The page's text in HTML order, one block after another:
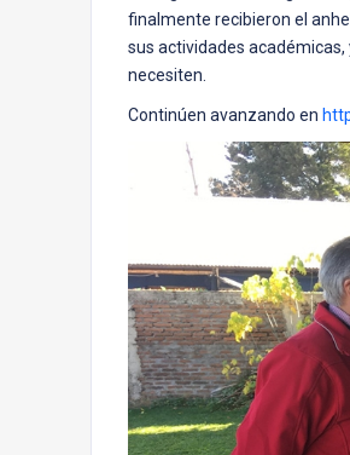
finalmente recibieron el
sus actividades
necesiten.
Continúen avanzando en